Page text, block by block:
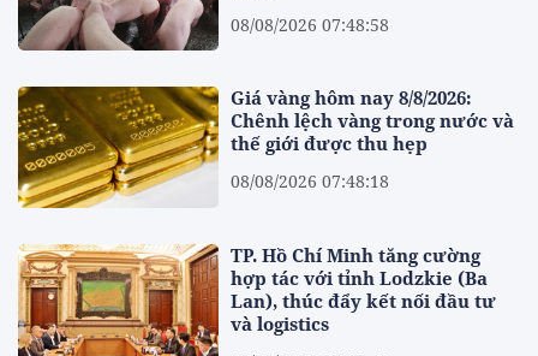
08/08/2026 07:48:58
Giá vàng hôm nay 8/8/2026:
Chênh lệch vàng trong nước và
thế giới được thu hẹp
08/08/2026 07:48:18
TP. Hồ Chí Minh tăng cường
hợp tác với tỉnh Lodzkie (Ba
Lan), thúc đẩy kết nối đầu tư
và logistics